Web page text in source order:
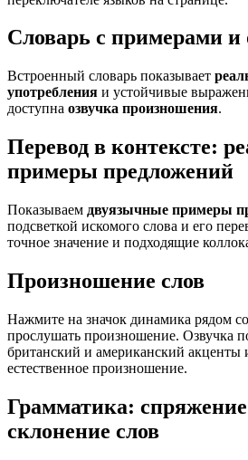
Словарь с примерами и
Встроенный словарь показывает
употребления и устойчивые
доступна озвучка произношения.
Перевод в контексте:
примеры предложений
Показываем двуязычные примеры
подсветкой искомого слова и его
точное значение и подходящие
Произношение слов
Нажмите на значок динамика рядом
прослушать произношение. Озвучка
британский и американский акценты
естественное произношение.
Грамматика: спряжение
склонение слов